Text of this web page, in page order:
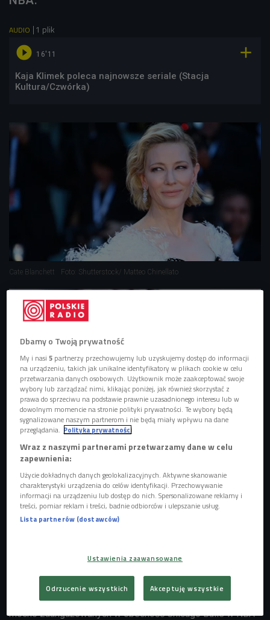
AUDIO 1 plik
 16'11 
Kaja Klimek poleca najnowsze seriale (Stacja
Kultura/Czwórka)
Cate Blanchett Foto: Shutterstock/ Matteo Chinellato
W skrócie "The Last Dance" możemy nazwać serialem
dokumentalnym o karierze Michaela Jordana w latach 90. -
To też serial nostalgiczny, oczywiście obowiązkowa
pozycja dla fanów sportu, najlepszej koszykarskiej ligi
Jordana, Scottie Pipena czy Dennisa Rodmana. Wszystkich
mocno zaangażowanych w obecność Chicago Bulls w NBA
Dbamy o Twoją prywatność
My i nasi5 partnerzy przechowujemy lub uzyskujemy dostęp do informacji
na urządzeniu, takich jak unikalne identyfikatory w plikach cookie w celu
przetwarzania danych osobowych. Użytkownik może zaakceptować swoje
wybory lub zarządzać nimi, klikając poniżej, jak również skorzystać z
prawa do sprzeciwu na podstawie prawnie uzasadnionego interesu lub w
dowolnym momencie na stronie polityki prywatności. Te wybory będą
sygnalizowane naszym partnerom i nie będą miały wpływu na dane
przeglądania. Polityka prywatności
Wraz z naszymi partnerami przetwarzamy dane w celu
zapewnienia:
Użycie dokładnych danych geolokalizacyjnych. Aktywne skanowanie
charakterystyki urządzenia do celów identyfikacji. Przechowywanie
informacji na urządzeniu lub dostęp do nich. Spersonalizowane reklamy i
treści, pomiar reklam i treści, badnie odbiorców i ulepszanie usług.
Lista partnerów (dostawców)
Ustawienia zaawansowane
Odrzucenie wszystkich Akceptuję wszystkie